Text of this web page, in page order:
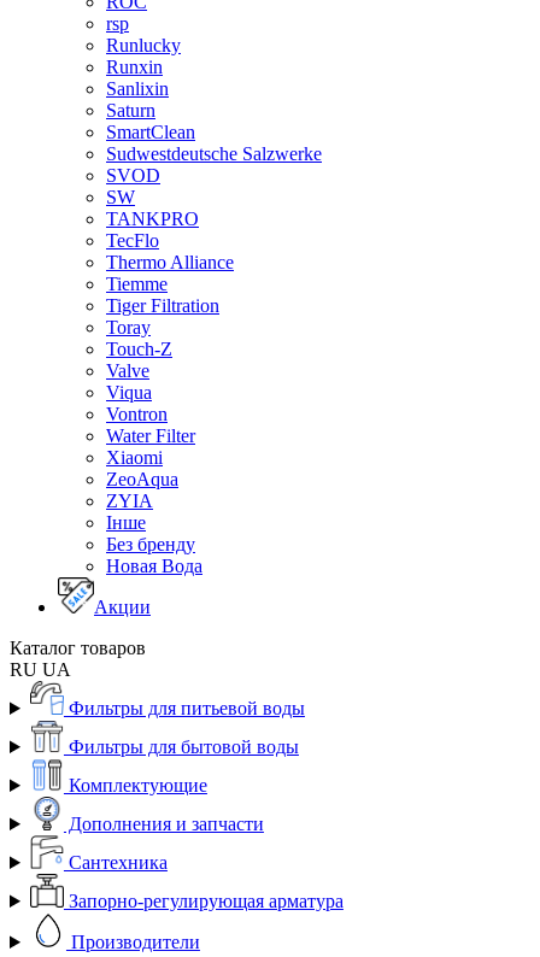
rsp
Runlucky
Runxin
Sanlixin
Saturn
SmartClean
Sudwestdeutsche Salzwerke
SVOD
SW
TANKPRO
TecFlo
Thermo Alliance
Tiemme
Tiger Filtration
Toray
Touch-Z
Valve
Viqua
Vontron
Water Filter
Xiaomi
ZeoAqua
ZYIA
Інше
Без бренду
Новая Вода
Акции
Каталог товаров
RU UA
Фильтры для питьевой воды
Фильтры для бытовой воды
Комплектующие
Дополнения и запчасти
Сантехника
Запорно-регулирующая арматура
Производители